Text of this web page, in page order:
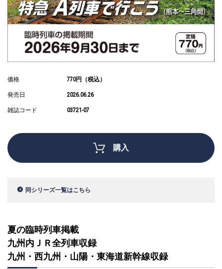
価格 770円（税込）
発売日 2026.06.26
雑誌コード 03721-07
購入
同シリーズ一覧はこちら
夏の臨時列車掲載
九州内ＪＲ全列車収録
九州・西九州・山陽・東海道新幹線収録